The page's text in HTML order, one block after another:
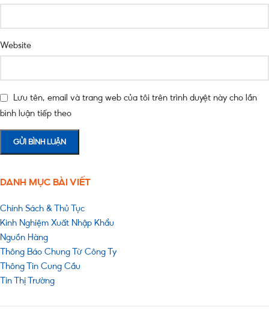
Website
Lưu tên, email và trang web của tôi trên trình duyệt này cho lần
bình luận tiếp theo
DANH MỤC BÀI VIẾT
Chính Sách & Thủ Tục
Kinh Nghiệm Xuất Nhập Khẩu
Nguồn Hàng
Thông Báo Chung Từ Công Ty
Thông Tin Cung Cầu
Tin Thị Trường